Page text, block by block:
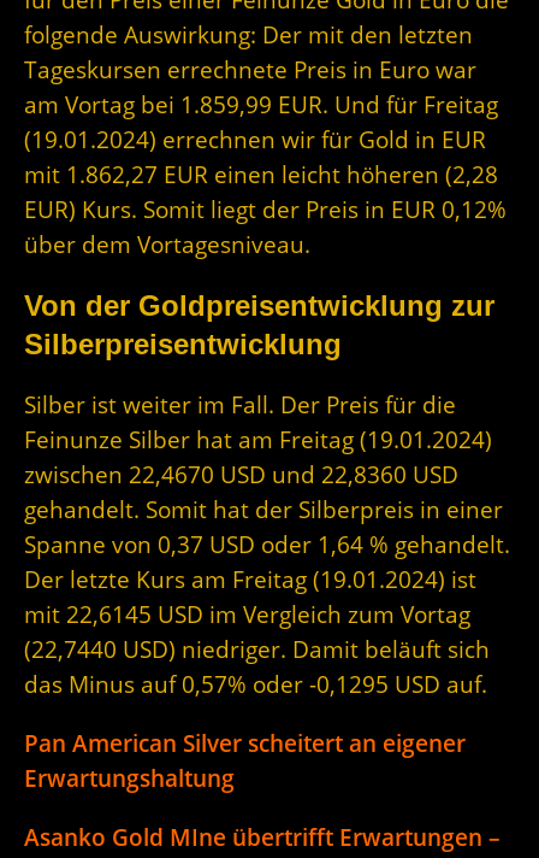
folgende Auswirkung: Der mit den letzten
Tageskursen errechnete Preis in Euro war
am Vortag bei 1.859,99 EUR. Und für Freitag
(19.01.2024) errechnen wir für Gold in EUR
mit 1.862,27 EUR einen leicht höheren (2,28
EUR) Kurs. Somit liegt der Preis in EUR 0,12%
über dem Vortagesniveau.
Von der Goldpreisentwicklung zur
Silberpreisentwicklung
Silber ist weiter im Fall. Der Preis für die
Feinunze Silber hat am Freitag (19.01.2024)
zwischen 22,4670 USD und 22,8360 USD
gehandelt. Somit hat der Silberpreis in einer
Spanne von 0,37 USD oder 1,64 % gehandelt.
Der letzte Kurs am Freitag (19.01.2024) ist
mit 22,6145 USD im Vergleich zum Vortag
(22,7440 USD) niedriger. Damit beläuft sich
das Minus auf 0,57% oder -0,1295 USD auf.
Pan American Silver scheitert an eigener
Erwartungshaltung
Asanko Gold MIne übertrifft Erwartungen –